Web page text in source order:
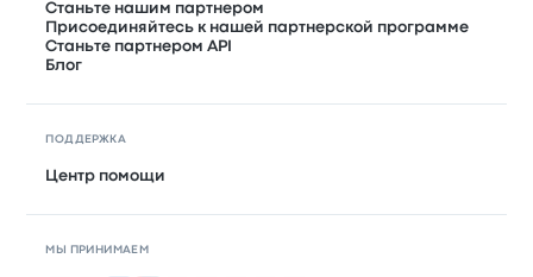
Станьте нашим партнером
Присоединяйтесь к нашей партнерской программе
Станьте партнером API
Блог
ПОДДЕРЖКА
Центр помощи
МЫ ПРИНИМАЕМ